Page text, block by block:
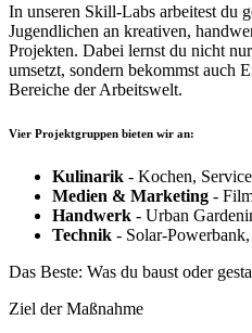
In unseren Skill-Labs arbeitest du
Jugendlichen an kreativen,
Projekten. Dabei lernst du nicht
umsetzt, sondern bekommst auch
Bereiche der Arbeitswelt.
Vier Projektgruppen bieten wir an:
Kulinarik - Kochen,
Medien & Marketing -
Handwerk - Urban
Technik - Solar-
Das Beste: Was du baust oder
Ziel der Maßnahme